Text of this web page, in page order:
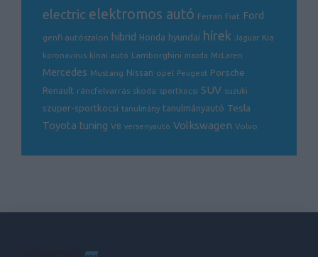
electric elektromos autó Ferrari Fiat Ford
genfi autószalon hibrid Honda hyundai hírek Jaguar Kia
koronavírus kínai autó Lamborghini mazda McLaren
Mercedes Mustang Nissan opel Peugeot Porsche
Renault ráncfelvarrás skoda sportkocsi SUV suzuki
szuper-sportkocsi tanulmány tanulmányautó Tesla
Toyota tuning V8 versenyautó Volkswagen Volvo